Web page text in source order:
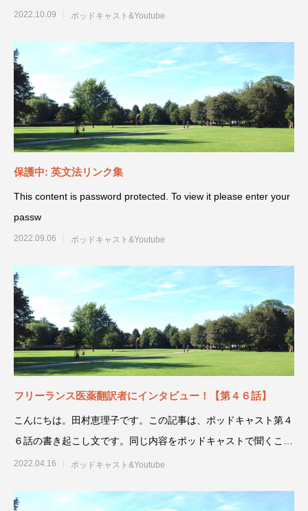
す。同じ内容を
2022.10.09 ポッドキャスト&Youtube
保護中: 英文法リンク集
This content is password protected. To view it please enter your
passw
2022.09.06 ポッドキャスト&Youtube
フリーランス医薬翻訳者にインタビュー！【第４６話】
こんにちは。田村恵理子です。この記事は、ポッドキャスト第４
６話の書き起こし文です。同じ内容をポッドキャストで聞くこと
もできます。通勤
2022.04.16 ポッドキャスト&Youtube